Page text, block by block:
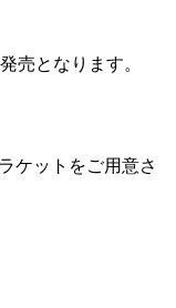
売となります。
ケットをご用意さ